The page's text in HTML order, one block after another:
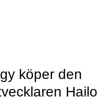
köper den